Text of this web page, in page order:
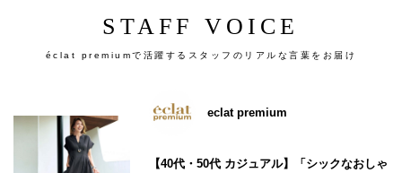
STAFF VOICE
éclat premiumで活躍するスタッフのリアルな言葉をお届け
eclat premium
【40代・50代 カジュアル】「シックなおしゃ